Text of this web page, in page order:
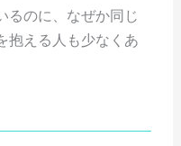
るのに、なぜか同じ
抱える人も少なくあ